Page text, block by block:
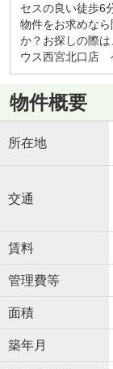
セスの良い徒歩6
物件をお求めな
か？お探しの際
ウス西宮北口店
物件概要
所在地
交通
賃料
管理費等
面積
築年月